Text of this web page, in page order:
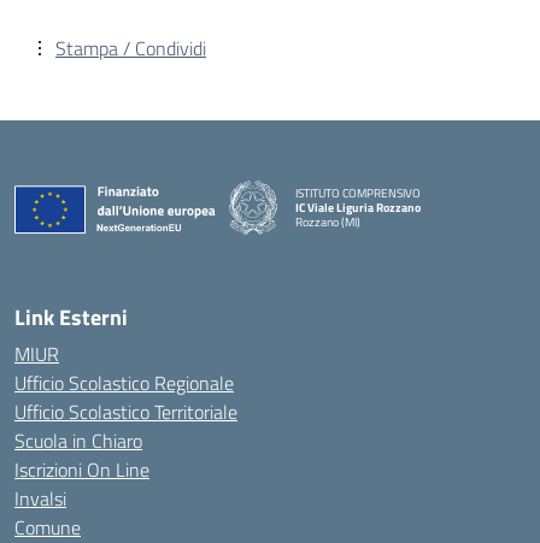
Stampa / Condividi
ISTITUTO COMPRENSIVO
IC Viale Liguria Rozzano
Rozzano (MI)
Link Esterni
MIUR
Ufficio Scolastico Regionale
Ufficio Scolastico Territoriale
Scuola in Chiaro
Iscrizioni On Line
Invalsi
Comune